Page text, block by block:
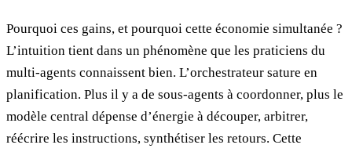
Pourquoi ces gains, et pourquoi cette économie simultanée ?
L’intuition tient dans un phénomène que les praticiens du
multi-agents connaissent bien. L’orchestrateur sature en
planification. Plus il y a de sous-agents à coordonner, plus le
modèle central dépense d’énergie à découper, arbitrer,
réécrire les instructions, synthétiser les retours. Cette